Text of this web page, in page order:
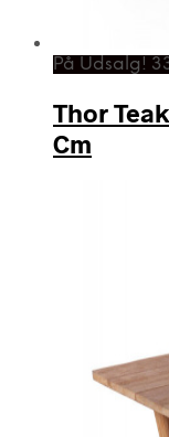
På Udsalg!
Thor
Cm